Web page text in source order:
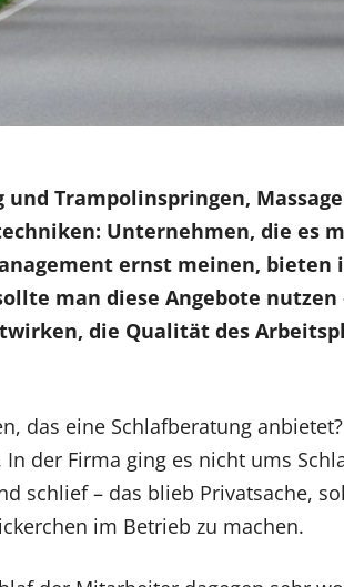
und Trampolinspringen,
Unternehmen, die es
ernst meinen,
man diese Angebote
die Qualität des
das eine Schlafberatung
der Firma ging es nicht ums
schlief – das blieb Privatsache,
im Betrieb zu machen.